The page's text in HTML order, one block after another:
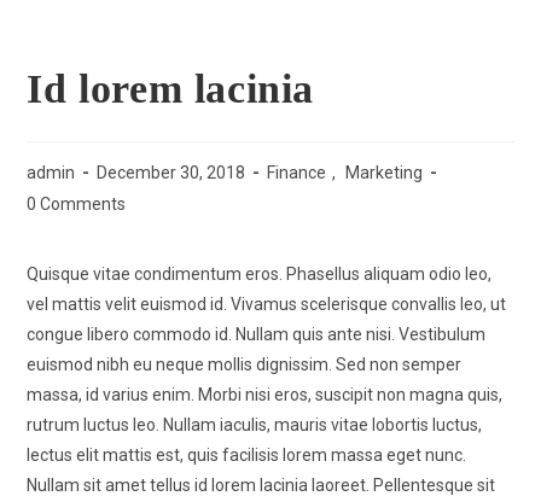
Id lorem lacinia
admin December 30, 2018 Finance ,
Marketing
0 Comments
Quisque vitae condimentum eros. Phasellus aliquam odio leo,
vel mattis velit euismod id. Vivamus scelerisque convallis leo, ut
congue libero commodo id. Nullam quis ante nisi. Vestibulum
euismod nibh eu neque mollis dignissim. Sed non semper
massa, id varius enim. Morbi nisi eros, suscipit non magna quis,
rutrum luctus leo. Nullam iaculis, mauris vitae lobortis luctus,
lectus elit mattis est, quis facilisis lorem massa eget nunc.
Nullam sit amet tellus id lorem lacinia laoreet. Pellentesque sit